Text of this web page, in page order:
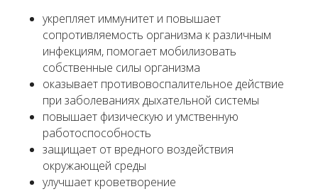
укрепляет иммунитет и повышает
сопротивляемость организма к различным
инфекциям, помогает мобилизовать
собственные силы организма
оказывает противовоспалительное действие
при заболеваниях дыхательной системы
повышает физическую и умственную
работоспособность
защищает от вредного воздействия
окружающей среды
улучшает кроветворение